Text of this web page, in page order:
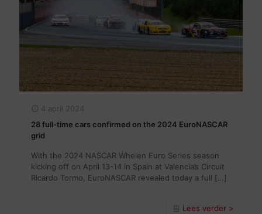
4 april 2024
28 full-time cars confirmed on the 2024 EuroNASCAR
grid
With the 2024 NASCAR Whelen Euro Series season
kicking off on April 13-14 in Spain at Valencia’s Circuit
Ricardo Tormo, EuroNASCAR revealed today a full […]
Lees verder >